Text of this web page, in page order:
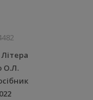
Літера
О.Л.